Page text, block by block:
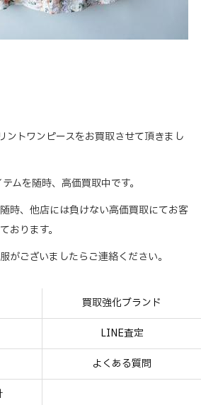
ントワンピースをお買取させて頂きまし
ムを随時、高価買取中です。
時、他店には負けない高価買取にてお客
おります。
がございましたらご連絡ください。
買取強化ブランド
LINE査定
よくある質問